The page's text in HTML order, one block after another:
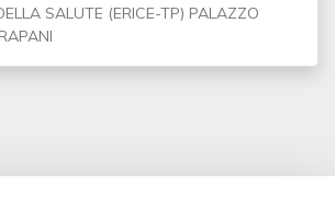
SALUTE (ERICE-TP) PALAZZO